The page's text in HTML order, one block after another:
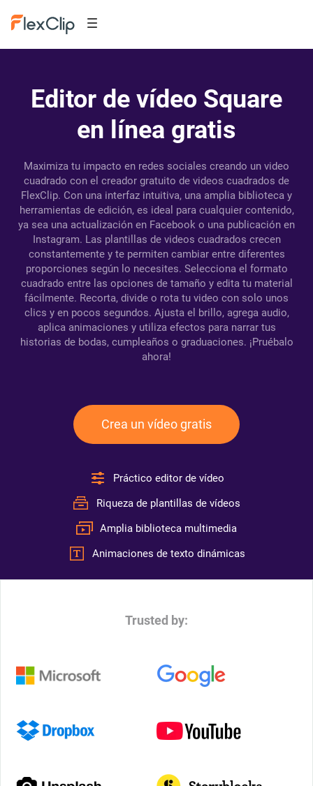
Editor de vídeo Square
en línea gratis
Maximiza tu impacto en redes sociales creando un video
cuadrado con el creador gratuito de videos cuadrados de
FlexClip. Con una interfaz intuitiva, una amplia biblioteca y
herramientas de edición, es ideal para cualquier contenido,
ya sea una actualización en Facebook o una publicación en
Instagram. Las plantillas de videos cuadrados crecen
constantemente y te permiten cambiar entre diferentes
proporciones según lo necesites. Selecciona el formato
cuadrado entre las opciones de tamaño y edita tu material
fácilmente. Recorta, divide o rota tu video con solo unos
clics y en pocos segundos. Ajusta el brillo, agrega audio,
aplica animaciones y utiliza efectos para narrar tus
historias de bodas, cumpleaños o graduaciones. ¡Pruébalo
ahora!
Crea un vídeo gratis
Práctico editor de vídeo
Riqueza de plantillas de vídeos
Amplia biblioteca multimedia
Animaciones de texto dinámicas
Trusted by: